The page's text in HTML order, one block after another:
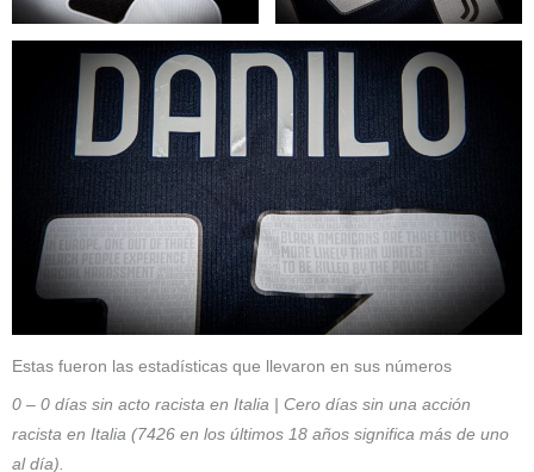
Estas fueron las estadísticas que llevaron en sus números
0 – 0 días sin acto racista en Italia | Cero días sin una acción
racista en Italia (7426 en los últimos 18 años significa más de uno
al día).